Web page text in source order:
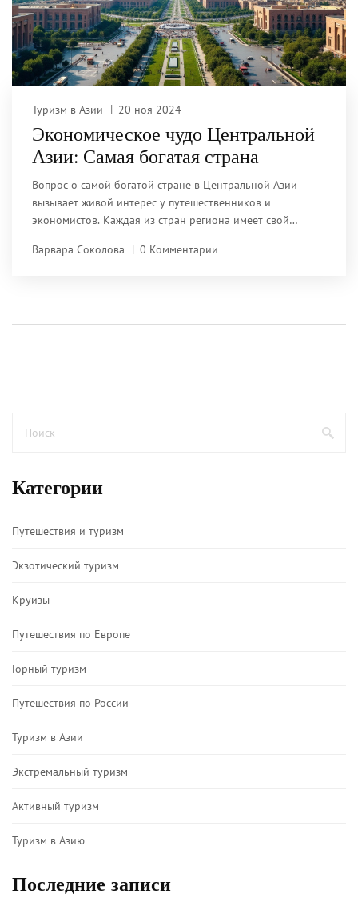
Туризм в Азии 20 ноя 2024
Экономическое чудо Центральной
Азии: Самая богатая страна
Вопрос о самой богатой стране в Центральной Азии
вызывает живой интерес у путешественников и
экономистов. Каждая из стран региона имеет свой
выделяется особенно. В статье рассматривается ряд
экономического успеха одной из стран, а также узнать о
Варвара Соколова 0 Комментарии
Категории
Путешествия и туризм
Экзотический туризм
Круизы
Путешествия по Европе
Горный туризм
Путешествия по России
Туризм в Азии
Экстремальный туризм
Активный туризм
Туризм в Азию
Последние записи